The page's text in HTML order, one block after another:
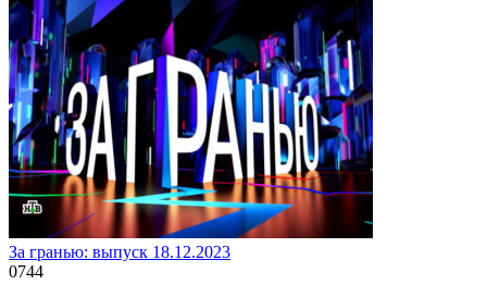
За гранью: выпуск 18.12.2023
0744